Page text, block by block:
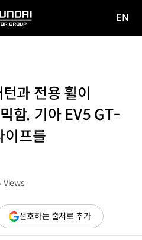
EN
과 전용 휠이
함. 기아 EV5 GT-
이프를
Views
선호하는 출처로 추가(새
창